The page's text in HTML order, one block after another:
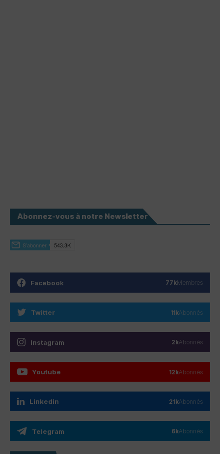
Abonnez-vous à notre Newsletter
Facebook 77kMembres
Twitter 11kAbonnés
Instagram 2kAbonnés
Youtube 12kAbonnés
Linkedin 21kAbonnés
Telegram 6kAbonnés